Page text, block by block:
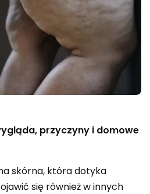
przyczyny i domowe
skórna, która dotyka
się również w innych